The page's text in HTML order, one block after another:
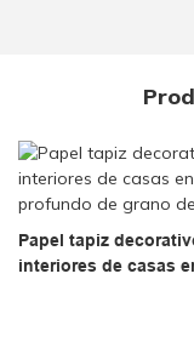
Papel tapiz
interiores de casas